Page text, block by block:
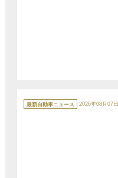
カ
テ
ゴ
最新自動車ニュース 2026年08月07日